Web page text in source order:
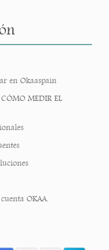
en Okaaspain
MEDIR EL
OKAA.